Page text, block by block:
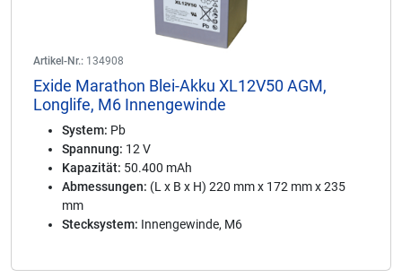
Artikel-Nr.: 134908
Exide Marathon Blei-Akku XL12V50 AGM,
Longlife, M6 Innengewinde
System: Pb
Spannung: 12 V
Kapazität: 50.400 mAh
Abmessungen: (L x B x H) 220 mm x 172 mm x 235
mm
Stecksystem: Innengewinde, M6